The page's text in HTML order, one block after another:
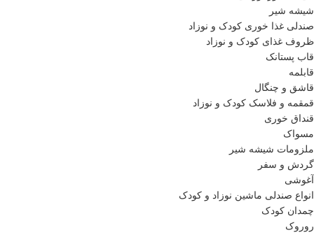
شیشه شیر
صندلی غذا خوری کودک و نوزاد
ظروف غذای کودک و نوزاد
قاب پستانک
قابلمه
قاشق و چنگال
قمقمه و فلاسک کودک و نوزاد
قنداق خوری
مسواک
ملزومات شیشه شیر
گردش و سفر
آغوشی
انواع صندلی ماشین نوزاد و کودک
چمدان کودک
روروک